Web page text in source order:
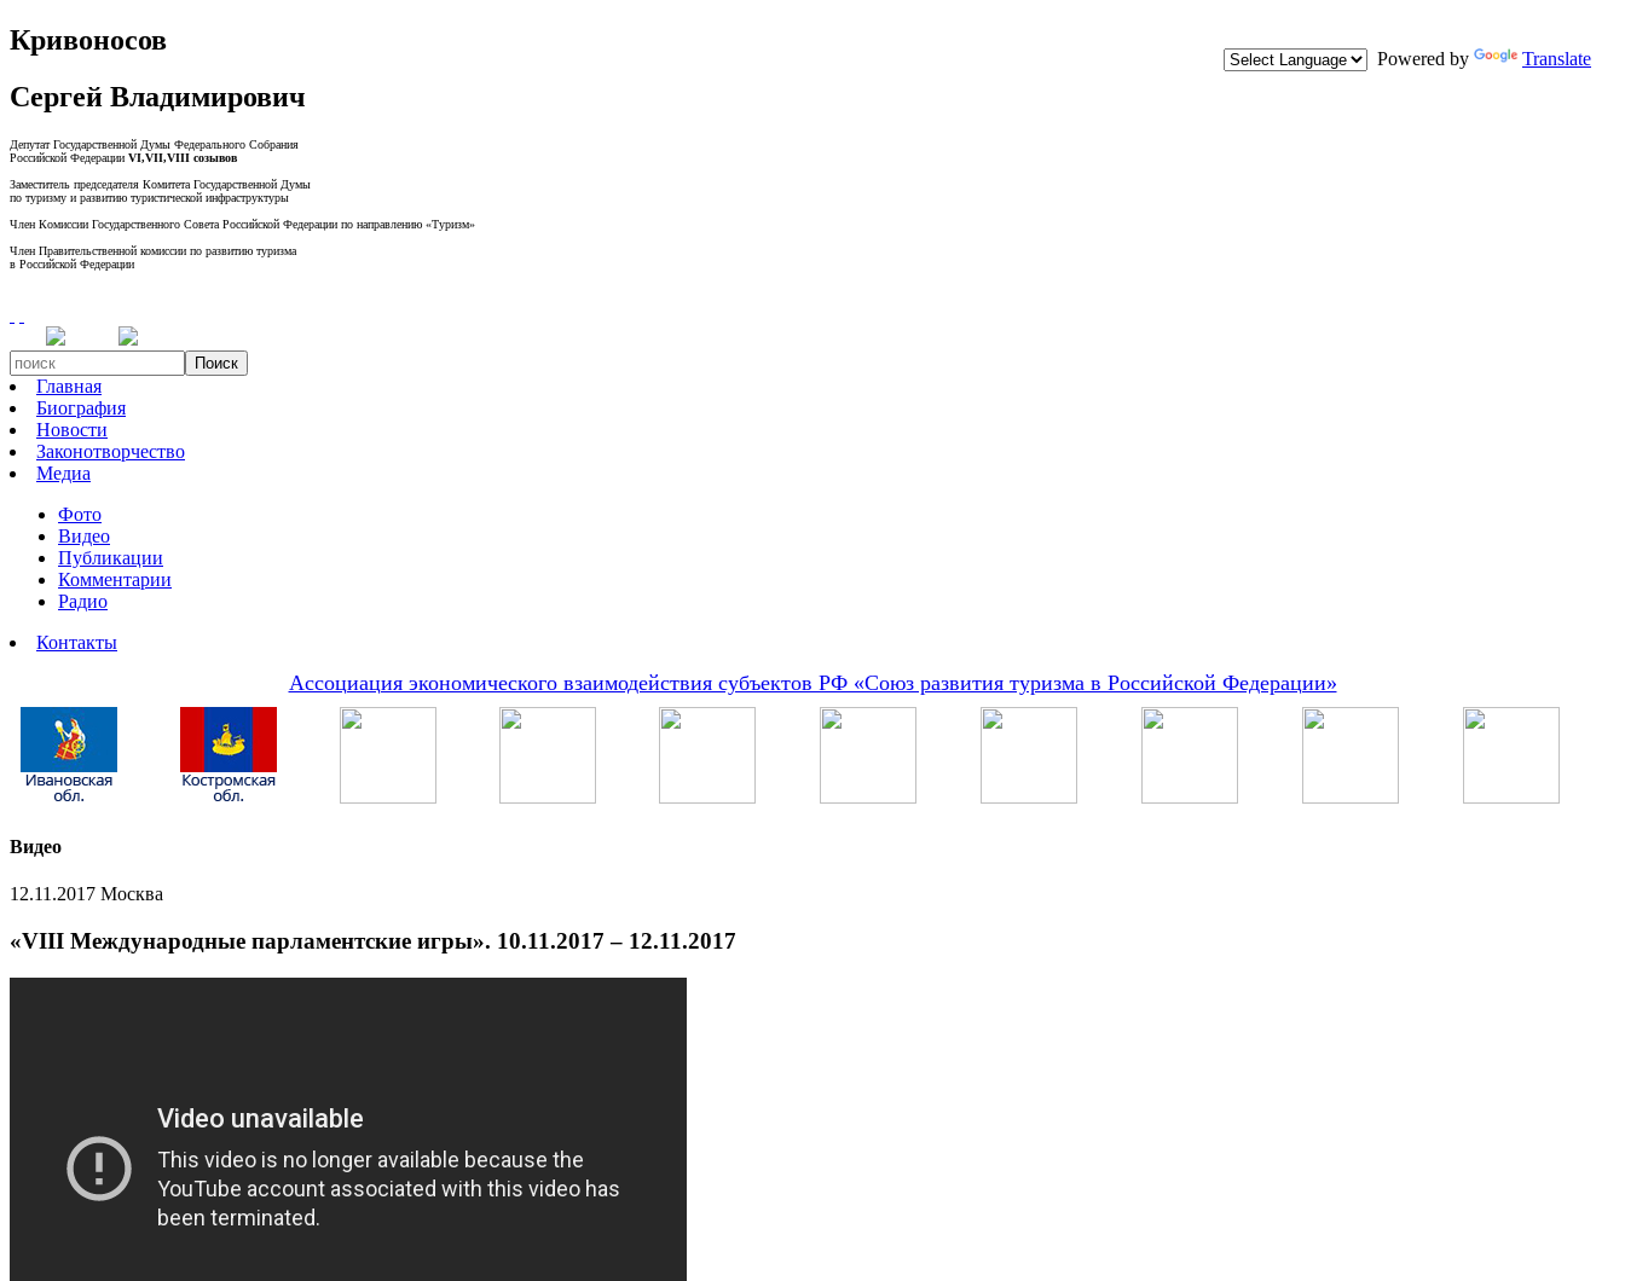
Powered by Translate
Кривоносов
Сергей Владимирович
Депутат Государственной Думы Федерального Собрания
Российской Федерации VI,VII,VIII созывов
Заместитель председателя Комитета Государственной Думы
по туризму и развитию туристической инфраструктуры
Член Комиссии Государственного Совета Российской Федерации по направлению «Туризм»
Член Правительственной комиссии по развитию туризма
в Российской Федерации
Поиск
Главная
Биография
Новости
Законотворчество
Медиа
Фото
Видео
Публикации
Комментарии
Радио
Контакты
Ассоциация экономического взаимодействия субъектов РФ «Союз развития туризма в Российской Федерации»
Видео
12.11.2017 Москва
«VIII Международные парламентские игры». 10.11.2017 – 12.11.2017